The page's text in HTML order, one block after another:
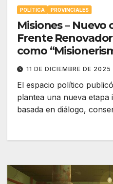
POLÍTICA PROVINCIALES
Misiones – Nuevo
Frente
como
reivindica diálogo
11 DE DICIEMBRE DE 2025
El espacio político
plantea una nueva etapa
basada en diálogo,